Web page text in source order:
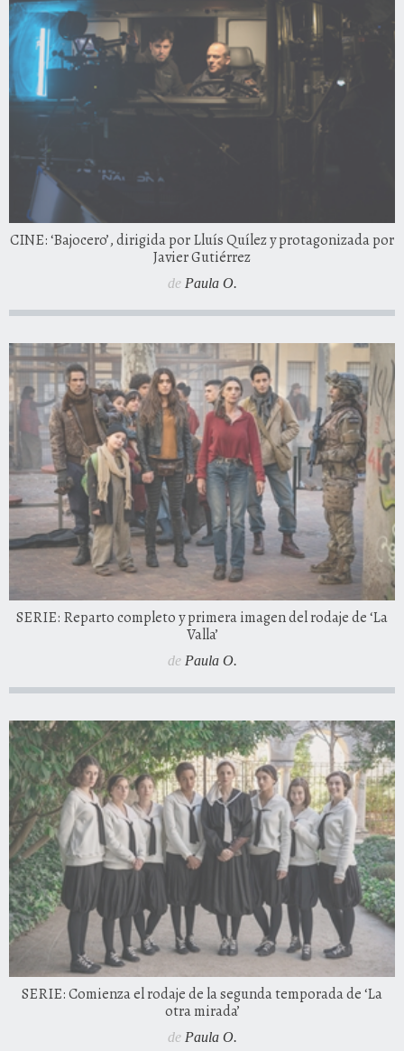
CINE: ‘Bajocero’, dirigida por Lluís Quílez y protagonizada por
Javier Gutiérrez
de Paula O.
SERIE: Reparto completo y primera imagen del rodaje de ‘La
Valla’
de Paula O.
SERIE: Comienza el rodaje de la segunda temporada de ‘La
otra mirada’
de Paula O.